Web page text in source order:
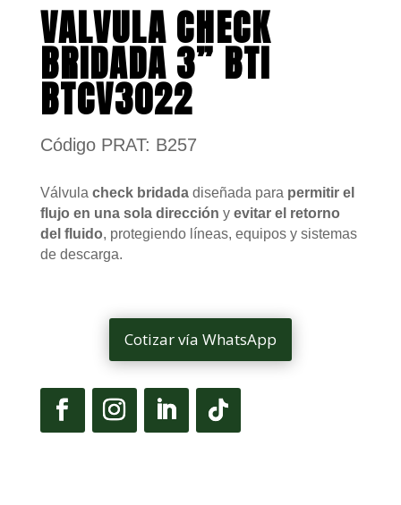
VALVULA CHECK
BRIDADA 3” BTI
BTCV3022
Código PRAT: B257
Válvula check bridadadiseñada para permitir el
flujo en una sola dirección y evitar el retorno
del fluido, protegiendo líneas, equipos y sistemas
de descarga.
Cotizar vía WhatsApp